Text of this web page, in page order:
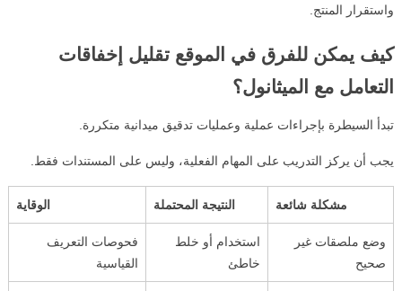
واستقرار المنتج.
كيف يمكن للفرق في الموقع تقليل إخفاقات
التعامل مع الميثانول؟
تبدأ السيطرة بإجراءات عملية وعمليات تدقيق ميدانية متكررة.
يجب أن يركز التدريب على المهام الفعلية، وليس على المستندات فقط.
مشكلة شائعة النتيجة المحتملة الوقاية
وضع ملصقات غير
صحيح
استخدام أو خلط
خاطئ
فحوصات التعريف
القياسية